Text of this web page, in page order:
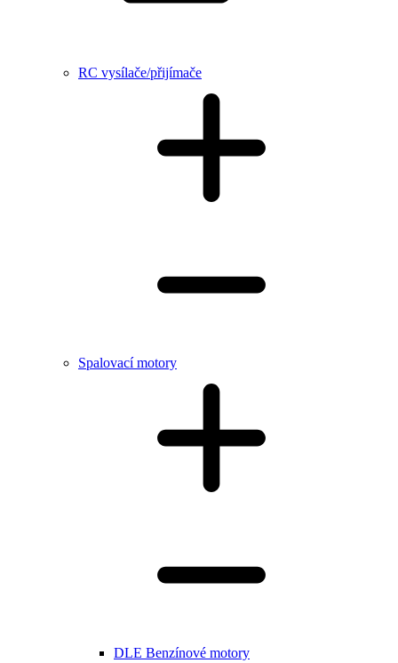
RC vysílače/přijímače
Spalovací motory
DLE Benzínové motory